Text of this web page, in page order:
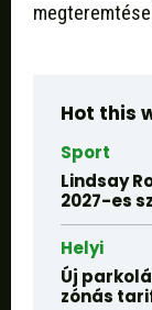
Hot this
Sport
Lindsay
2027-es
Helyi
Új
zónás